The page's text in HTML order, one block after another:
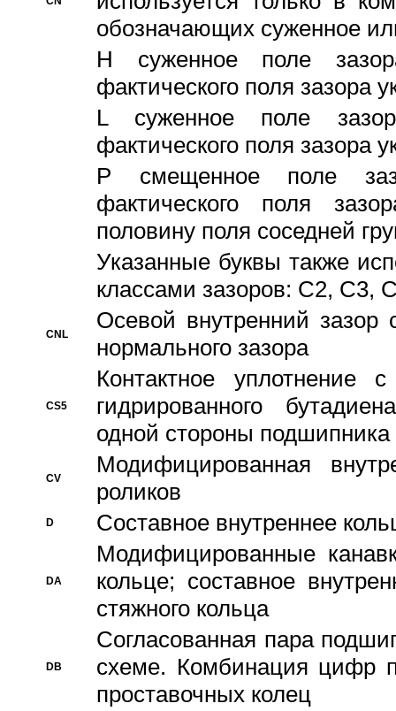
обозначающих суженное
H суженное поле
фактического поля зазора
L суженное поле
фактического поля зазора
P смещенное поле
фактического поля
половину поля соседней
Указанные буквы также
классами зазоров: С2,
CNL
Осевой внутренний зазор
нормального зазора
CS5
Контактное уплотнение
гидрированного
одной стороны подшипника
CV
Модифицированная
роликов
D Составное внутреннее
DA
Модифицированные
кольце; составное
стяжного кольца
DB
Согласованная пара
схеме. Комбинация цифр
проставочных колец